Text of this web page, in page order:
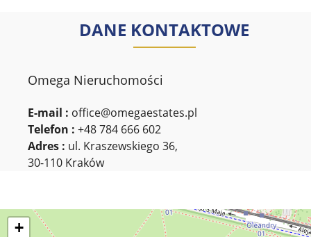
DANE KONTAKTOWE
Omega Nieruchomości
E-mail : office@omegaestates.pl
Telefon : +48 784 666 602
Adres : ul. Kraszewskiego 36,
30-110 Kraków
+